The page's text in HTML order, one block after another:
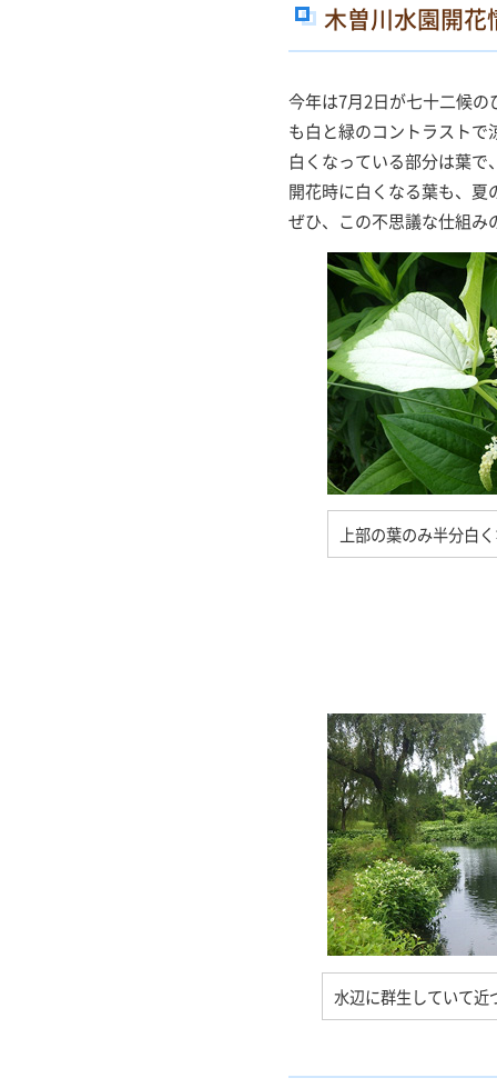
木曽川水園開花
今年は7月2日が七十二候
も白と緑のコントラスト
白くなっている部分は葉
開花時に白くなる葉も、
ぜひ、この不思議な仕組み
上部の葉のみ半分白
水辺に群生していて近